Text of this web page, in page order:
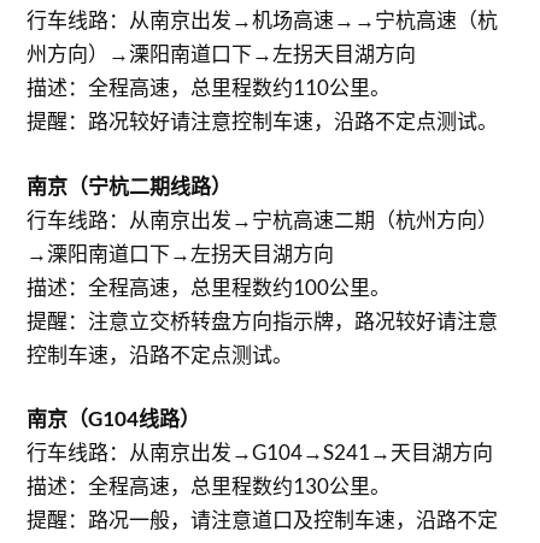
行车线路：从南京出发→机场高速→→宁杭高速（杭
州方向）→溧阳南道口下→左拐天目湖方向
描述：全程高速，总里程数约110公里。
提醒：路况较好请注意控制车速，沿路不定点测试。
南京（宁杭二期线路）
行车线路：从南京出发→宁杭高速二期（杭州方向）
→溧阳南道口下→左拐天目湖方向
描述：全程高速，总里程数约100公里。
提醒：注意立交桥转盘方向指示牌，路况较好请注意
控制车速，沿路不定点测试。
南京（G104线路）
行车线路：从南京出发→G104→S241→天目湖方向
描述：全程高速，总里程数约130公里。
提醒：路况一般，请注意道口及控制车速，沿路不定